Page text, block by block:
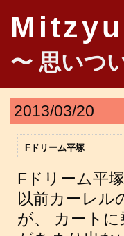
〜 思いつ
2013/03/20
Fドリーム平塚
Fドリーム平
以前カーレル
が、 カート